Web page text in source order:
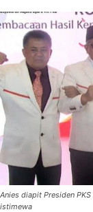
Anies diapit Presiden
istimewa